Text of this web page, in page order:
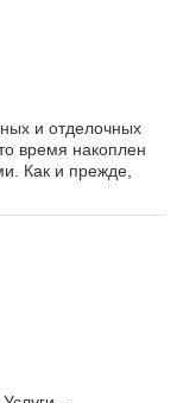
и отделочных
время накоплен
Как и прежде,